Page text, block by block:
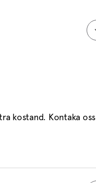
kostand. Kontaka oss